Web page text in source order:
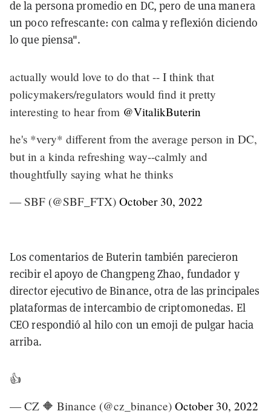
de la persona promedio en DC, pero de una manera
un poco refrescante: con calma y reflexión diciendo
lo que piensa".
actually would love to do that -- I think that
policymakers/regulators would find it pretty
interesting to hear from @VitalikButerin
he's *very* different from the average person in DC,
but in a kinda refreshing way--calmly and
thoughtfully saying what he thinks
— SBF (@SBF_FTX) October 30, 2022
Los comentarios de Buterin también parecieron
recibir el apoyo de Changpeng Zhao, fundador y
director ejecutivo de Binance, otra de las principales
plataformas de intercambio de criptomonedas. El
CEO respondió al hilo con un emoji de pulgar hacia
arriba.
👍
— CZ 🔶 Binance (@cz_binance) October 30, 2022